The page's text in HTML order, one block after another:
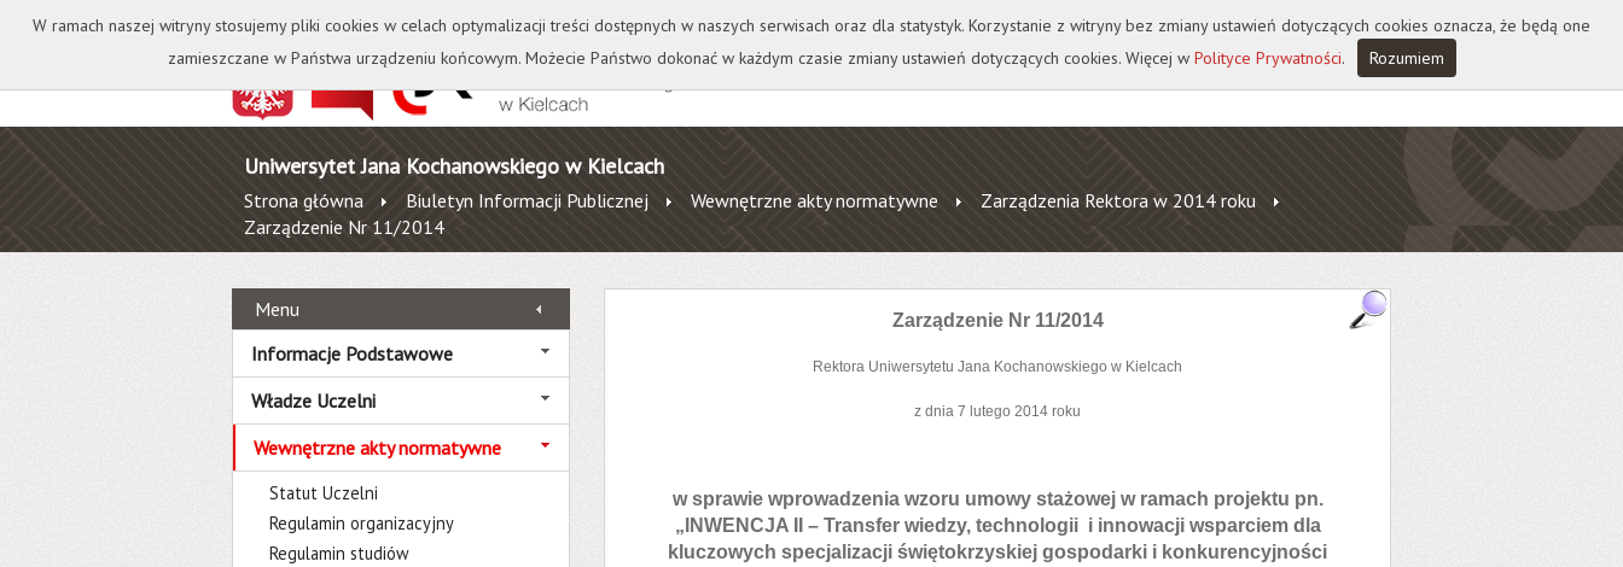
Kontakt Biblioteka Wydawnictwo Wirtualna Uczelnia A A A A
Uniwersytet Jana Kochanowskiego w Kielcach
Strona główna Biuletyn Informacji Publicznej Wewnętrzne akty normatywne
Zarządzenia Rektora w 2014 roku
Zarządzenie Nr 11/2014
Menu
Informacje Podstawowe
Władze Uczelni
Wewnętrzne akty normatywne
Statut Uczelni
Regulamin organizacyjny
Regulamin studiów
Zarządzenie Nr 11/2014
Rektora Uniwersytetu Jana Kochanowskiego w Kielcach
z dnia 7 lutego 2014 roku
w sprawie wprowadzenia wzoru umowy stażowej w ramach projektu pn.
„INWENCJA II – Transferwiedzy, technologii i innowacji wsparciem dla
kluczowych specjalizacji świętokrzyskiej gospodarki i konkurencyjności
W ramach naszej witryny stosujemy pliki cookies w celach optymalizacji treści dostępnych w naszych serwisach oraz dla statystyk. Korzystanie z witryny bez zmiany ustawień dotyczących cookies oznacza, że będą one
zamieszczane w Państwa urządzeniu końcowym. Możecie Państwo dokonać w każdym czasie zmiany ustawień dotyczących cookies. Więcej w Polityce Prywatności. Rozumiem